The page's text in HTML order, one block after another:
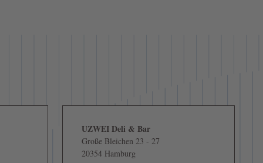
UZWEI Deli & Bar
Große Bleichen 23 - 27
20354 Hamburg